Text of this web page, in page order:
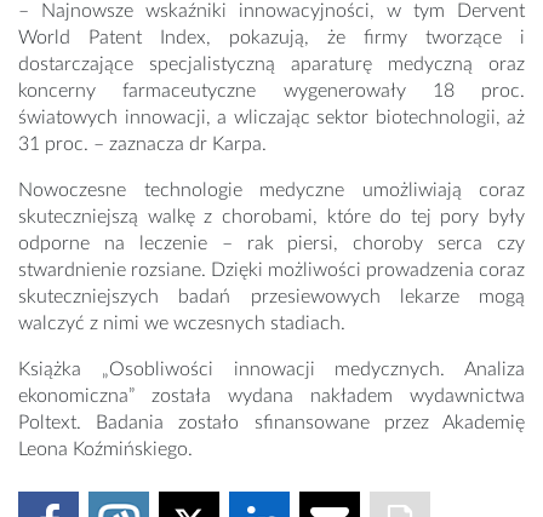
– Najnowsze wskaźniki innowacyjności, w tym Dervent
World Patent Index, pokazują, że firmy tworzące i
dostarczające specjalistyczną aparaturę medyczną oraz
koncerny farmaceutyczne wygenerowały 18 proc.
światowych innowacji, a wliczając sektor biotechnologii, aż
31 proc. – zaznacza dr Karpa.
Nowoczesne technologie medyczne umożliwiają coraz
skuteczniejszą walkę z chorobami, które do tej pory były
odporne na leczenie – rak piersi, choroby serca czy
stwardnienie rozsiane. Dzięki możliwości prowadzenia coraz
skuteczniejszych badań przesiewowych lekarze mogą
walczyć z nimi we wczesnych stadiach.
Książka „Osobliwości innowacji medycznych. Analiza
ekonomiczna” została wydana nakładem wydawnictwa
Poltext. Badania zostało sfinansowane przez Akademię
Leona Koźmińskiego.